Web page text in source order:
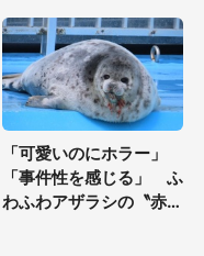
「可愛いのにホラー」
「事件性を感じる」 ふ
わふわアザラシの〝赤い